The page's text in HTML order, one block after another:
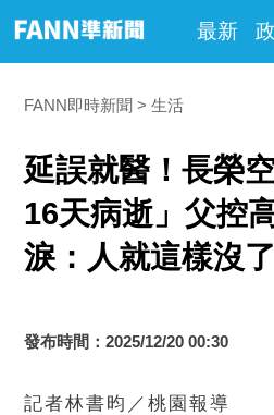
最新
FANN即時新聞 生活
延誤就醫！長榮
16天病逝」父控
淚：人就這樣沒了
發布時間：2025/12/20 00:30
記者林書昀／桃園報導